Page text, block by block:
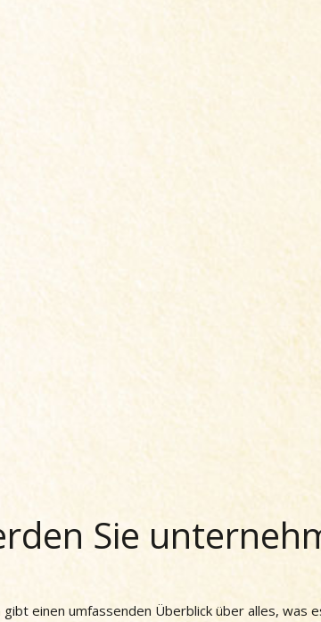
Sie
gibt einen umfassenden Überblick über alles, was